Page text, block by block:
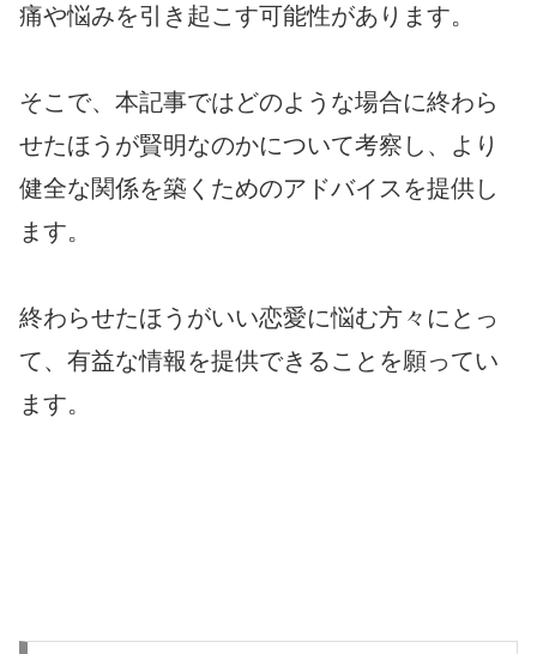
痛や悩みを引き起こす可能性があります。
そこで、本記事ではどのような場合に終わら
せたほうが賢明なのかについて考察し、より
健全な関係を築くためのアドバイスを提供し
ます。
終わらせたほうがいい恋愛に悩む方々にとっ
て、有益な情報を提供できることを願ってい
ます。